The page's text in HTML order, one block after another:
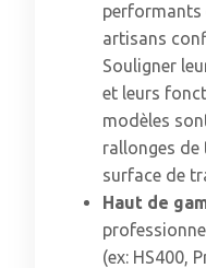
performants
artisans
Souligner
et leurs
modèles
rallonges de
surface de
Haut de
(ex: HS400,